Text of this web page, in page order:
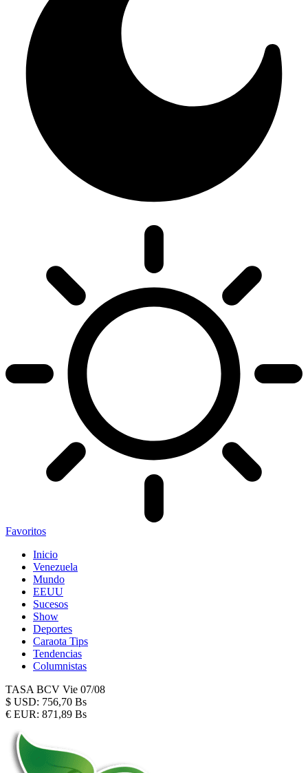
Favoritos
Inicio
Venezuela
Mundo
EEUU
Sucesos
Show
Deportes
Caraota Tips
Tendencias
Columnistas
TASA BCV Vie 07/08
$ USD: 756,70 Bs
€ EUR: 871,89 Bs